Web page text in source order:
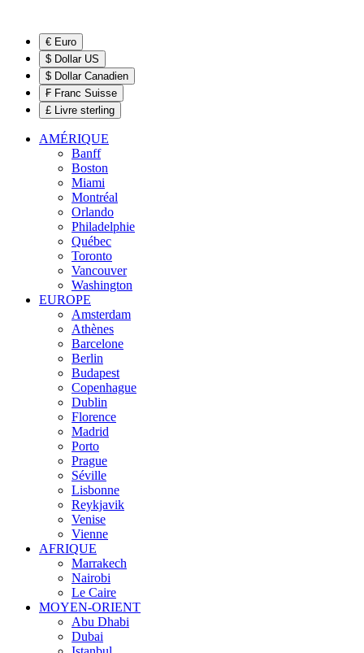
€ Euro
$ Dollar US
$ Dollar Canadien
₣ Franc Suisse
£ Livre sterling
AMÉRIQUE
Banff
Boston
Miami
Montréal
Orlando
Philadelphie
Québec
Toronto
Vancouver
Washington
EUROPE
Amsterdam
Athènes
Barcelone
Berlin
Budapest
Copenhague
Dublin
Florence
Madrid
Porto
Prague
Séville
Lisbonne
Reykjavik
Venise
Vienne
AFRIQUE
Marrakech
Nairobi
Le Caire
MOYEN-ORIENT
Abu Dhabi
Dubai